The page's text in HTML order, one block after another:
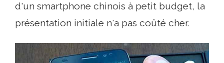
d'un smartphone chinois à petit budget, la
présentation initiale n'a pas coûté cher.